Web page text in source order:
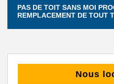
PAS DE TOIT SANS MOI
REMPLACEMENT DE TOUT
Nous